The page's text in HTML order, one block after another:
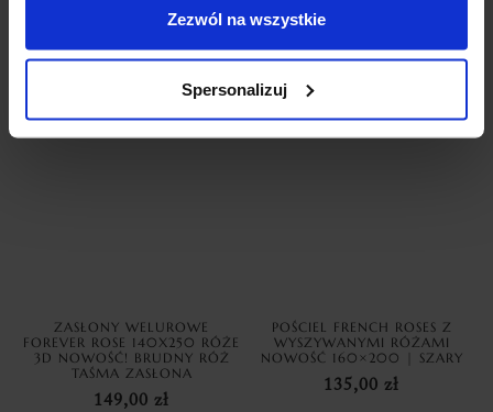
Zezwól na wszystkie
Spersonalizuj
Dodaj do koszyka Dodaj do koszyka
ZASŁONY WELUROWE
FOREVER ROSE 140X250 RÓŻE
3D NOWOŚĆ! BRUDNY RÓŻ
TAŚMA ZASŁONA
149,00 zł
POŚCIEL FRENCH ROSES Z
WYSZYWANYMI RÓŻAMI
NOWOŚĆ 160×200 | SZARY
135,00 zł